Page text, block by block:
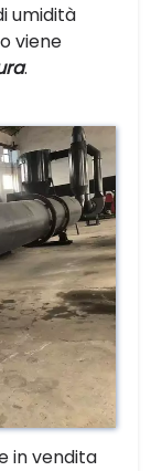
umidità
viene
.
in vendita